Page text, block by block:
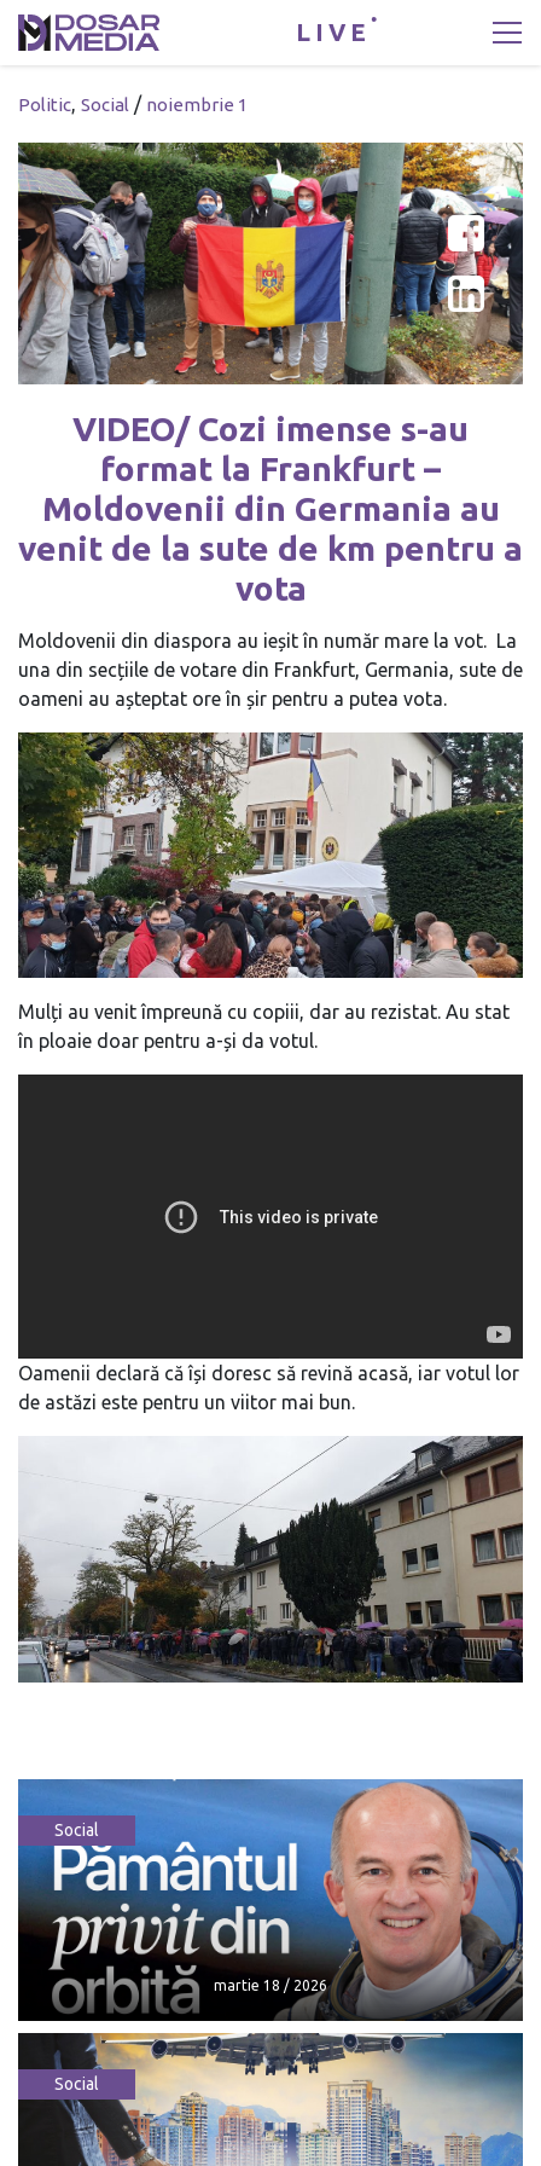
LIVE
Politic, Social / noiembrie 1
VIDEO/ Cozi imense s-au
format la Frankfurt –
Moldovenii din Germania au
venit de la sute de km pentru a
vota
Moldovenii din diaspora au ieșit în număr mare la vot. La
una din secțiile de votare din Frankfurt, Germania, sute de
oameni au așteptat ore în șir pentru a putea vota.
Mulți au venit împreună cu copiii, dar au rezistat. Au stat
în ploaie doar pentru a-și da votul.
Oamenii declară că își doresc să revină acasă, iar votul lor
de astăzi este pentru un viitor mai bun.
Social
martie 18 / 2026
martie 18 / 2026
Social